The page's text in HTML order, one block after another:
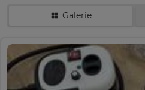
Galerie